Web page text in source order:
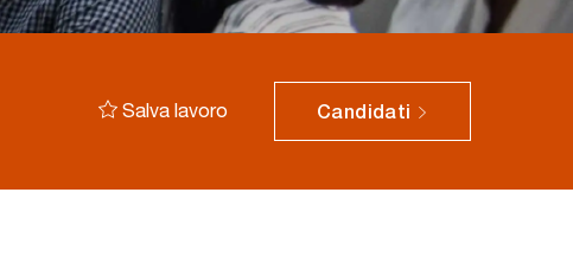
Salva lavoro Candidati